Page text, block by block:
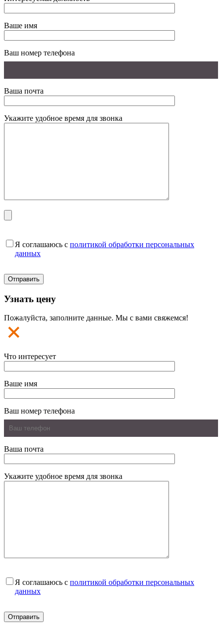
Ваше имя
Ваш номер телефона
Ваша почта
Укажите удобное время для звонка
Я соглашаюсь с политикой обработки персональных
данных
Узнать цену
Пожалуйста, заполните данные. Мы с вами свяжемся!
Что интересует
Ваше имя
Ваш номер телефона
Ваша почта
Укажите удобное время для звонка
Я соглашаюсь с политикой обработки персональных
данных